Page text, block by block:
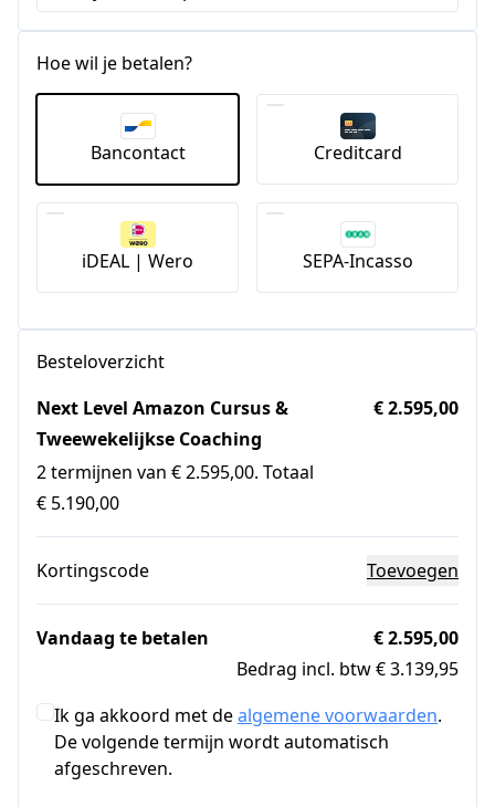
Hoe wil je betalen?
Bancontact Creditcard
iDEAL | Wero SEPA-Incasso
Besteloverzicht
Next Level Amazon Cursus &
Tweewekelijkse Coaching
2 termijnen van € 2.595,00. Totaal
€ 5.190,00
€ 2.595,00
Kortingscode Toevoegen
Vandaag te betalen
€ 2.595,00
Bedrag incl. btw € 3.139,95
Ik ga akkoord met dealgemene voorwaarden.
De volgende termijn wordt automatisch
afgeschreven.